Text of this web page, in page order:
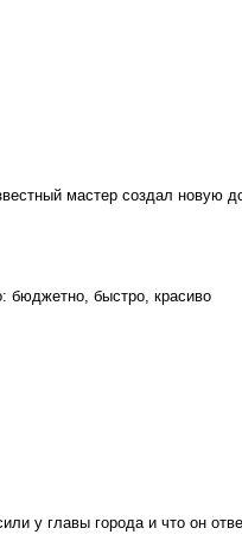
мастер создал новую
бюджетно, быстро, красиво
у главы города и что он